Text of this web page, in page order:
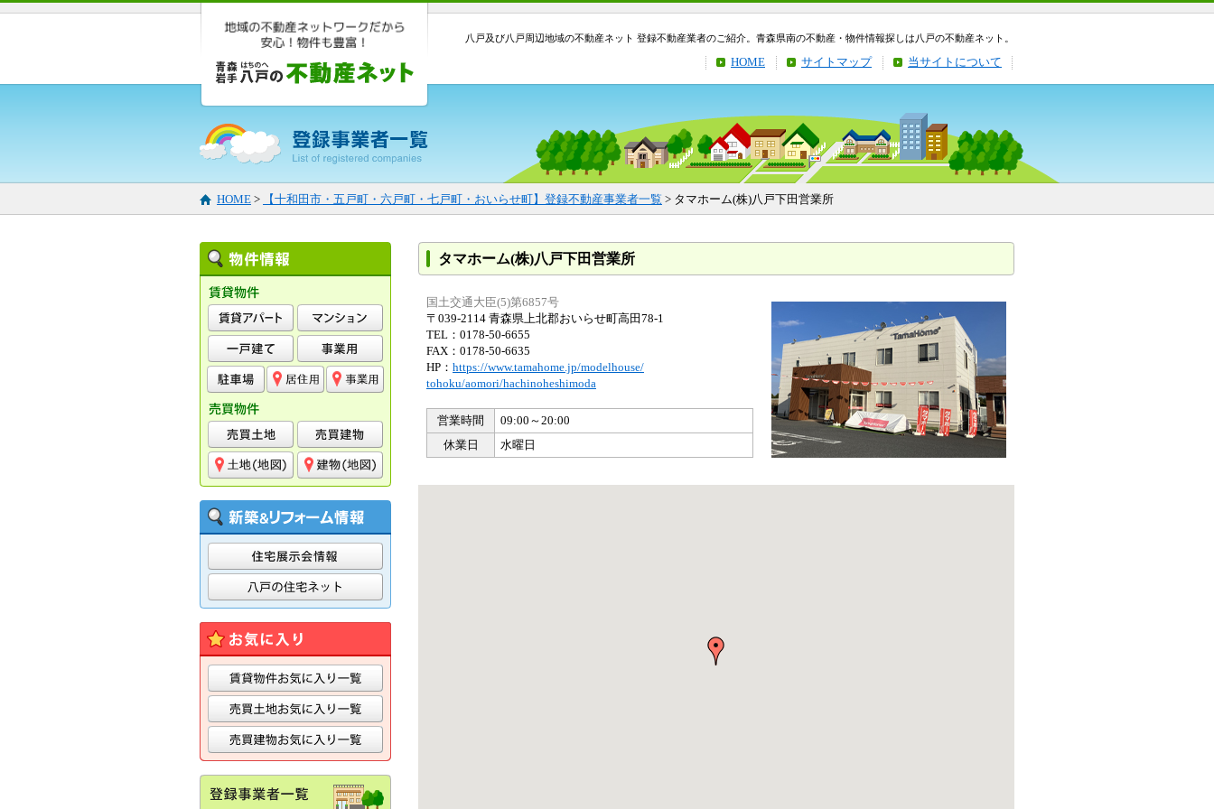
八戸及び八戸周辺地域の不動産ネット 登録不動産業者のご紹介。青森県南の不動産・物件情報探しは八戸の不動産ネット。
当サイトについて
サイトマップ
HOME
HOME > 【十和田市・五戸町・六戸町・七戸町・おいらせ町】登録不動産事業者一覧 > タマホーム(株)八戸下田営業所
タマホーム(株)八戸下田営業所
国土交通大臣(5)第6857号
〒039-2114 青森県上北郡おいらせ町高田78-1
TEL：0178-50-6655
FAX：0178-50-6635
HP： https://www.tamahome.jp/modelhouse/
tohoku/aomori/hachinoheshimoda
営業時間
09:00～20:00
休業日
水曜日